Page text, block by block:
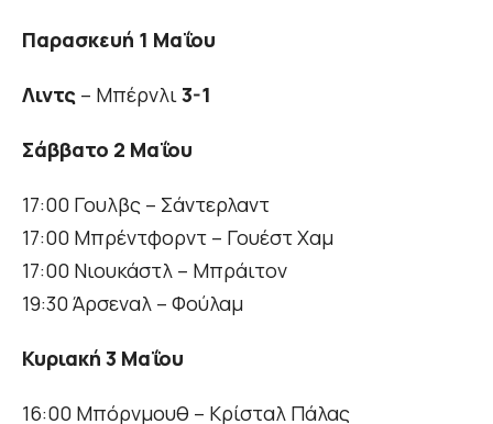
Παρασκευή 1 Μαΐου
Λιντς – Μπέρνλι3-1
Σάββατο 2 Μαΐου
17:00 Γουλβς – Σάντερλαντ
17:00 Μπρέντφορντ – Γουέστ Χαμ
17:00 Νιουκάστλ – Μπράιτον
19:30 Άρσεναλ – Φούλαμ
Κυριακή 3 Μαΐου
16:00 Μπόρνμουθ – Κρίσταλ Πάλας